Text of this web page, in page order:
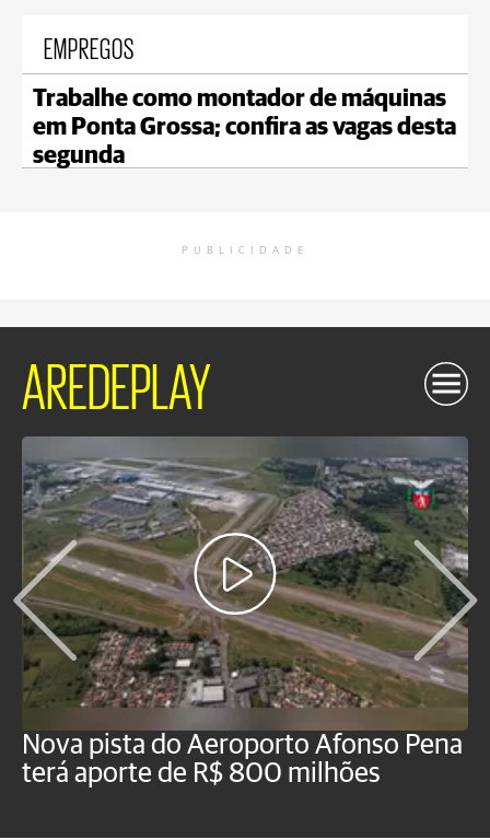
EMPREGOS
Trabalhe como montador de máquinas
em Ponta Grossa; confira as vagas desta
segunda
PUBLICIDADE
AREDEPLAY
Nova pista do Aeroporto Afonso Pena
terá aporte de R$ 800 milhões